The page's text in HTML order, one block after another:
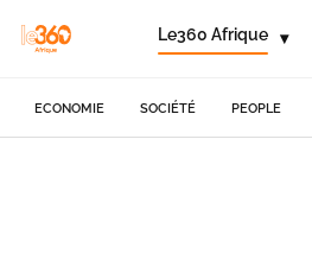
Le360 Afrique ▾
ECONOMIE SOCIÉTÉ PEOPLE